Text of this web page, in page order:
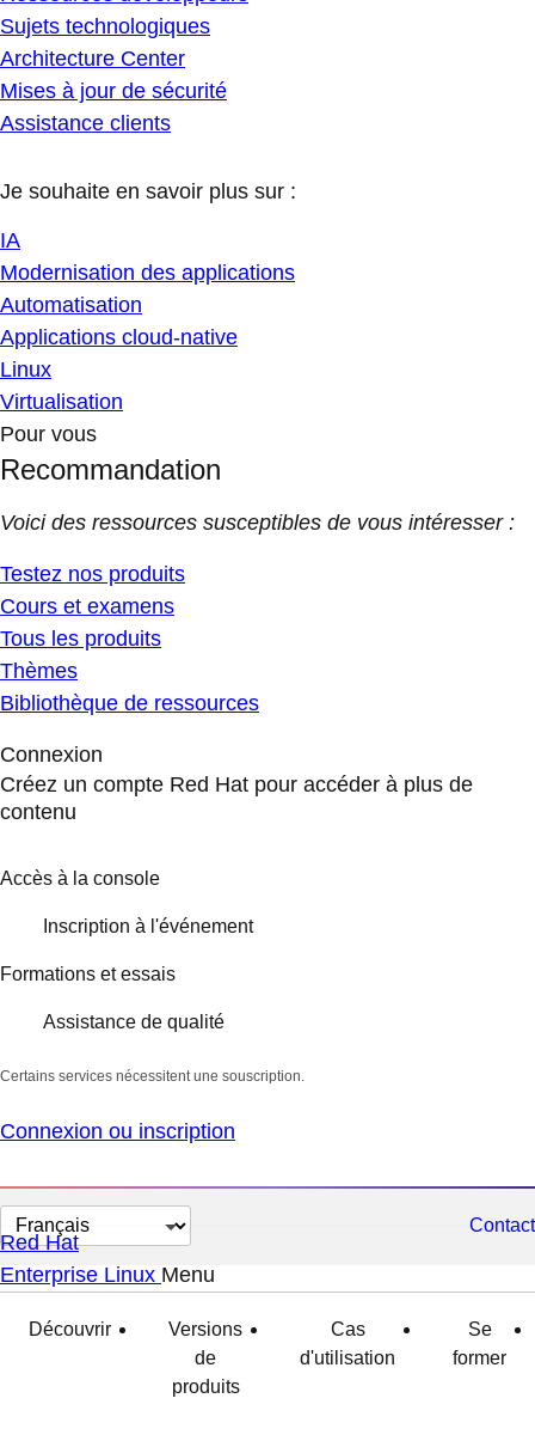
Sujets technologiques
Architecture Center
Mises à jour de sécurité
Assistance clients
Je souhaite en savoir plus sur :
IA
Modernisation des applications
Automatisation
Applications cloud-native
Linux
Virtualisation
Pour vous
Recommandation
Voici des ressources susceptibles de vous intéresser :
Testez nos produits
Cours et examens
Tous les produits
Thèmes
Bibliothèque de ressources
Connexion
Créez un compte Red Hat pour accéder à plus de
contenu
Accès à la console
Inscription à l'événement
Formations et essais
Assistance de qualité
Certains services nécessitent une souscription.
Connexion ou inscription
Changer
la
langue
Contact
Red Hat
Enterprise Linux Menu
Découvrir
Versions
de
produits
Cas
d'utilisation
Se
former